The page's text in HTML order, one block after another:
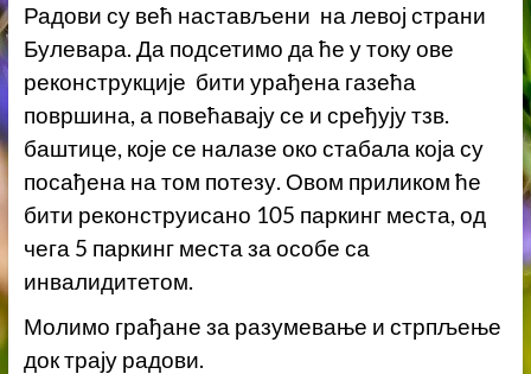
Радови су већ настављени на левој страни
Булевара. Да подсетимо да ће у току ове
реконструкције бити урађена газећа
површина, а повећавају се и сређују тзв.
баштице, које се налазе око стабала која су
посађена на том потезу. Овом приликом ће
бити реконструисано 105 паркинг места, од
чега 5 паркинг места за особе са
инвалидитетом.
Молимо грађане за разумевање и стрпљење
док трају радови.